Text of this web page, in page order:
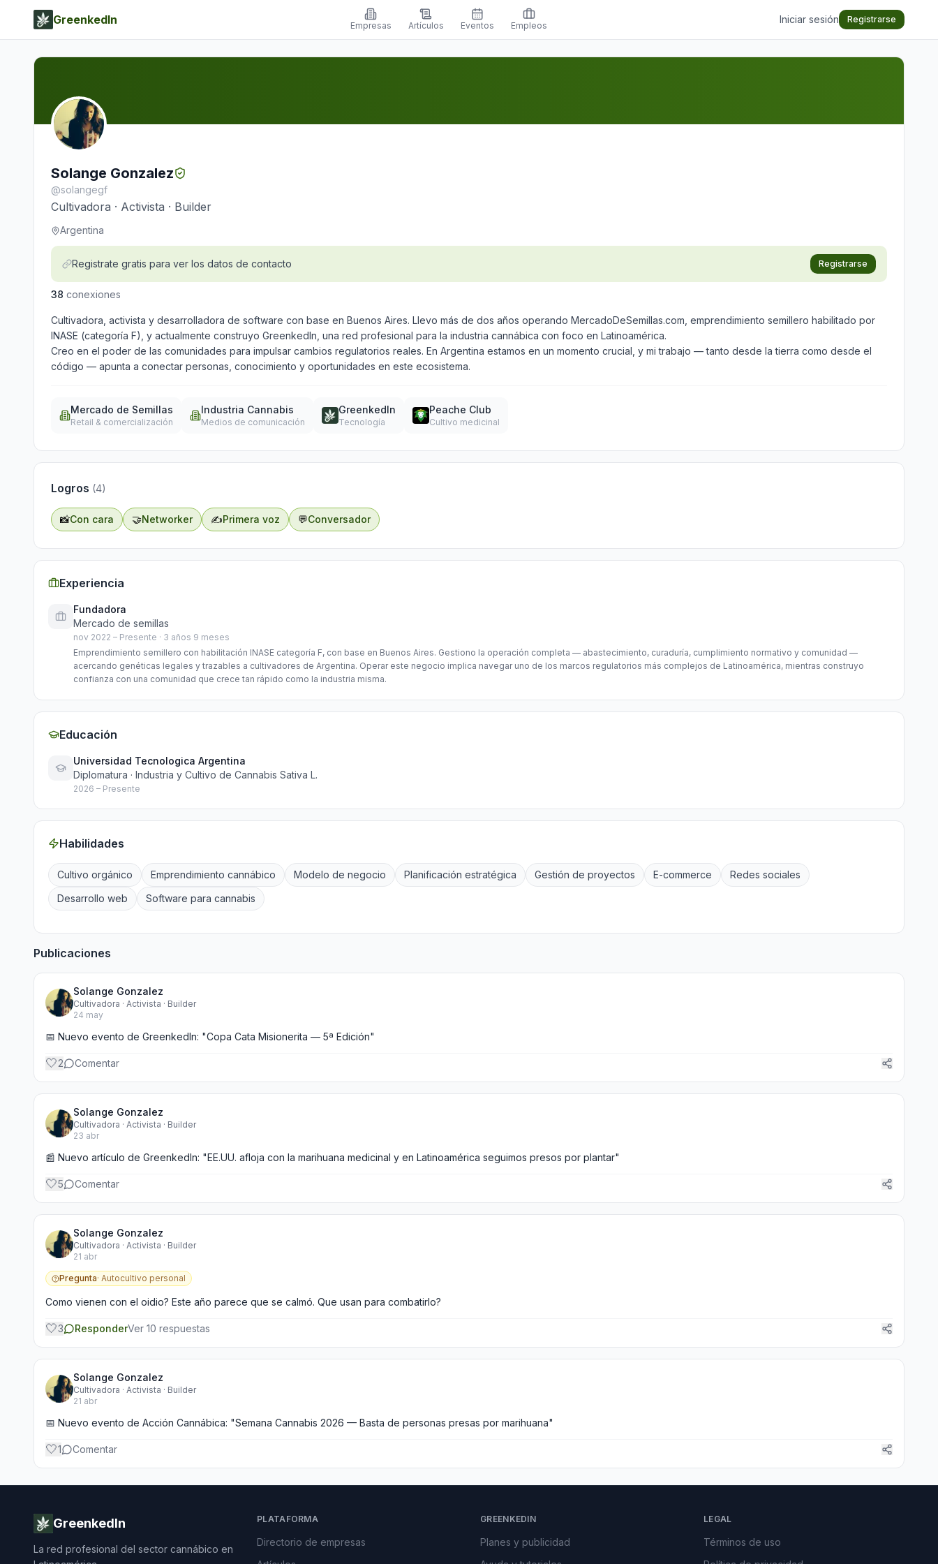
GreenkedIn Empresas Artículos Eventos Empleos
Iniciar sesión Registrarse
Solange Gonzalez
@solangegf
Cultivadora · Activista · Builder
Argentina
Registrate gratis para ver los datos de contacto Registrarse
38 conexiones
Cultivadora, activista y desarrolladora de software con base en Buenos Aires. Llevo más de dos años operando MercadoDeSemillas.com, emprendimiento semillero habilitado por
INASE (categoría F), y actualmente construyo GreenkedIn, una red profesional para la industria cannábica con foco en Latinoamérica.
Creo en el poder de las comunidades para impulsar cambios regulatorios reales. En Argentina estamos en un momento crucial, y mi trabajo — tanto desde la tierra como desde el
código — apunta a conectar personas, conocimiento y oportunidades en este ecosistema.
Mercado de Semillas
Retail & comercialización
Industria Cannabis
Medios de comunicación
GreenkedIn
Tecnología
Peache Club
Cultivo medicinal
Logros (4)
📸Con cara 🤝Networker ✍️Primera voz 💬Conversador
Experiencia
Fundadora
Mercado de semillas
nov 2022 – Presente · 3 años 9 meses
Emprendimiento semillero con habilitación INASE categoría F, con base en Buenos Aires. Gestiono la operación completa — abastecimiento, curaduría, cumplimiento normativo y comunidad —
acercando genéticas legales y trazables a cultivadores de Argentina. Operar este negocio implica navegar uno de los marcos regulatorios más complejos de Latinoamérica, mientras construyo
confianza con una comunidad que crece tan rápido como la industria misma.
Educación
Universidad Tecnologica Argentina
Diplomatura · Industria y Cultivo de Cannabis Sativa L.
2026 – Presente
Habilidades
Cultivo orgánico Emprendimiento cannábico Modelo de negocio Planificación estratégica Gestión de proyectos E-commerce
Redes sociales
Desarrollo web
Software para cannabis
Publicaciones
Solange Gonzalez
Cultivadora · Activista · Builder
24 may
📅 Nuevo evento de GreenkedIn: "Copa Cata Misionerita — 5ª Edición"
🤍2 Comentar
Solange Gonzalez
Cultivadora · Activista · Builder
23 abr
📰 Nuevo artículo de GreenkedIn: "EE.UU. afloja con la marihuana medicinal y en Latinoamérica seguimos presos por plantar"
🤍5 Comentar
Solange Gonzalez
Cultivadora · Activista · Builder
21 abr
Pregunta· Autocultivo personal
Como vienen con el oidio? Este año parece que se calmó. Que usan para combatirlo?
🤍3 ResponderVer 10 respuestas
Solange Gonzalez
Cultivadora · Activista · Builder
21 abr
📅 Nuevo evento de Acción Cannábica: "Semana Cannabis 2026 — Basta de personas presas por marihuana"
🤍1 Comentar
GreenkedIn
La red profesional del sector cannábico en
PLATAFORMA
Directorio de empresas
GREENKEDIN
Planes y publicidad
LEGAL
Términos de uso